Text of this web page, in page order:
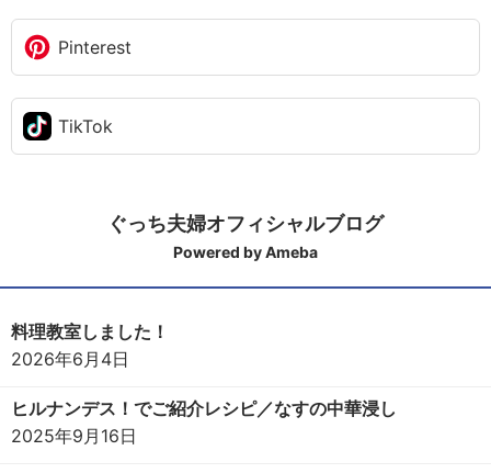
Pinterest
TikTok
ぐっち夫婦オフィシャルブログ
Powered by Ameba
料理教室しました！
2026年6月4日
ヒルナンデス！でご紹介レシピ／なすの中華浸し
2025年9月16日